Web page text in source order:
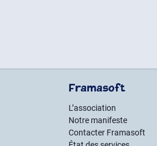
Framasoft
L’association
Notre manifeste
Contacter Framasoft